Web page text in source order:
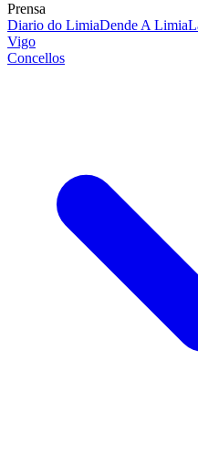
Prensa
Diario do LimiaDende A Limia
Vigo
Concellos